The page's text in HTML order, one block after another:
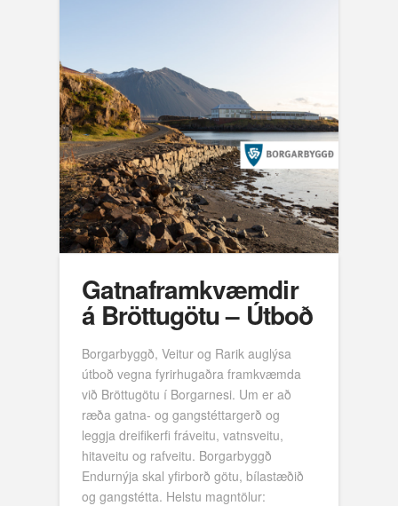
Gatnaframkvæmdir
á Bröttugötu – Útboð
Borgarbyggð, Veitur og Rarik auglýsa
útboð vegna fyrirhugaðra framkvæmda
við Bröttugötu í Borgarnesi. Um er að
ræða gatna- og gangstéttargerð og
leggja dreifikerfi fráveitu, vatnsveitu,
hitaveitu og rafveitu. Borgarbyggð
Endurnýja skal yfirborð götu, bílastæðið
og gangstétta. Helstu magntölur: